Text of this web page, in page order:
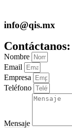
info@qis.mx
Contáctanos:
Nombre
Email
Empresa
Teléfono
Mensaje